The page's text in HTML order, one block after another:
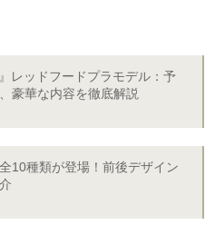
レッドフードプラモデル：予
豪華な内容を徹底解説
10種類が登場！前後デザイン